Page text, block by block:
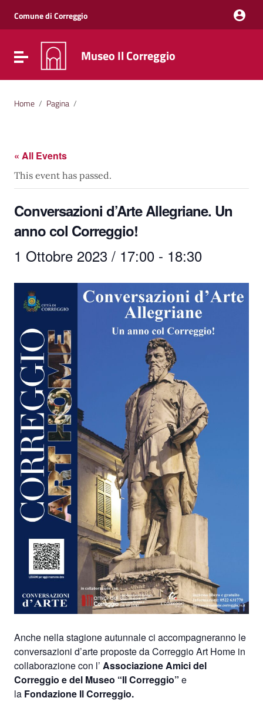
Vai al menu di navigazione
Vai al footer
Comune di Correggio
Attiva / disattiva la navigazione
Museo Il Correggio
Home / Pagina /
« All Events
This event has passed.
Conversazioni d’Arte Allegriane. Un
anno col Correggio!
1 Ottobre 2023 / 17:00 - 18:30
Anche nella stagione autunnale ci accompagneranno le
conversazioni d’arte proposte da Correggio Art Home in
collaborazione con l’ Associazione Amici del
Correggio e del Museo “Il Correggio” e
la Fondazione Il Correggio.